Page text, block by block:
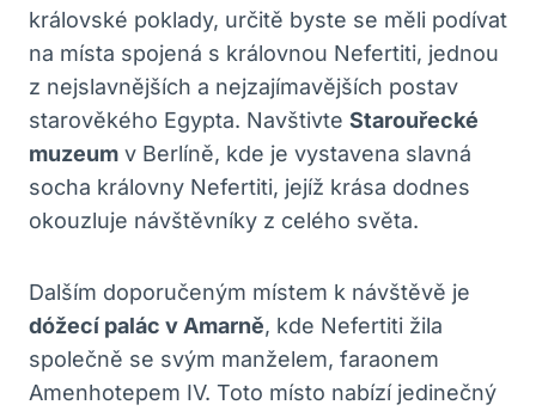
královské poklady, určitě byste se měli podívat
na místa spojená s královnou Nefertiti, jednou
z nejslavnějších a nejzajímavějších postav
starověkého Egypta. Navštivte Starouřecké
muzeum v Berlíně, kde je vystavena slavná
socha královny Nefertiti, jejíž krása dodnes
okouzluje návštěvníky z celého světa.
Dalším doporučeným místem k návštěvě je
dóžecí palác v Amarně, kde Nefertiti žila
společně se svým manželem, faraonem
Amenhotepem IV. Toto místo nabízí jedinečný